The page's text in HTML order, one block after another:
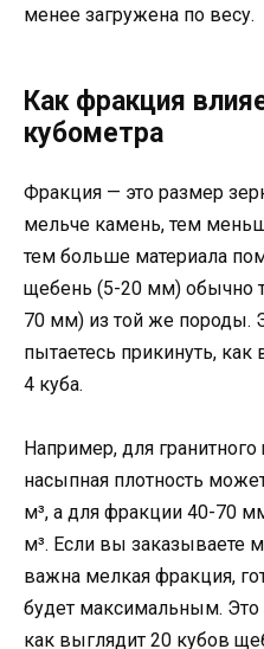
менее загружена по весу.
Как фракция
кубометра
Фракция — это размер
мельче камень, тем
тем больше материала
щебень (5-20 мм) обычно
70 мм) из той же породы.
пытаетесь прикинуть,
4 куба.
Например, для
насыпная плотность
м³, а для фракции 40-70
м³. Если вы заказываете
важна мелкая фракция,
будет максимальным. Это
как выглядит 20 кубов